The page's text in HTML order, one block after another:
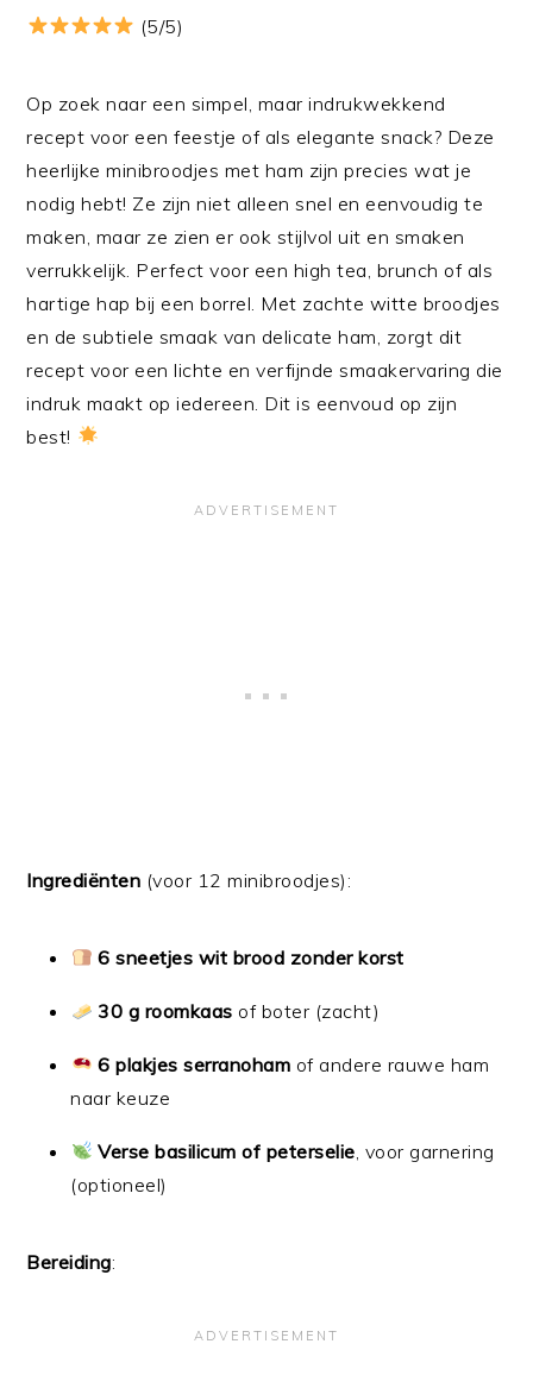
(5/5)
Op zoek naar een simpel, maar indrukwekkend
recept voor een feestje of als elegante snack? Deze
heerlijke minibroodjes met ham zijn precies wat je
nodig hebt! Ze zijn niet alleen snel en eenvoudig te
maken, maar ze zien er ook stijlvol uit en smaken
verrukkelijk. Perfect voor een high tea, brunch of als
hartige hap bij een borrel. Met zachte witte broodjes
en de subtiele smaak van delicate ham, zorgt dit
recept voor een lichte en verfijnde smaakervaring die
indruk maakt op iedereen. Dit is eenvoud op zijn
best!
Ingrediënten (voor 12 minibroodjes):
6 sneetjes wit brood zonder korst
30 g roomkaas of boter (zacht)
6 plakjes serranoham of andere rauwe ham
naar keuze
Verse basilicum of peterselie , voor garnering
(optioneel)
Bereiding: